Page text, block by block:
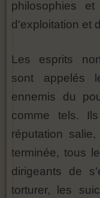
philosophies
d'exploitation et
Les esprits
sont appelés
ennemis du
comme tels.
réputation
terminée, tous
dirigeants de
torturer, les